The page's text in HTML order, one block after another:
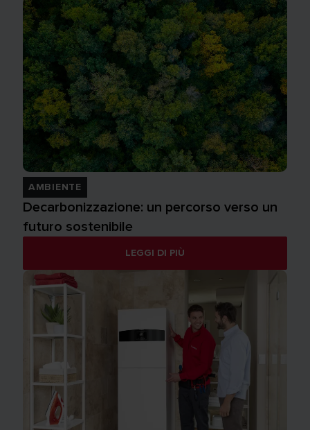
AMBIENTE
Decarbonizzazione: un percorso verso un
futuro sostenibile
LEGGI DI PIÙ